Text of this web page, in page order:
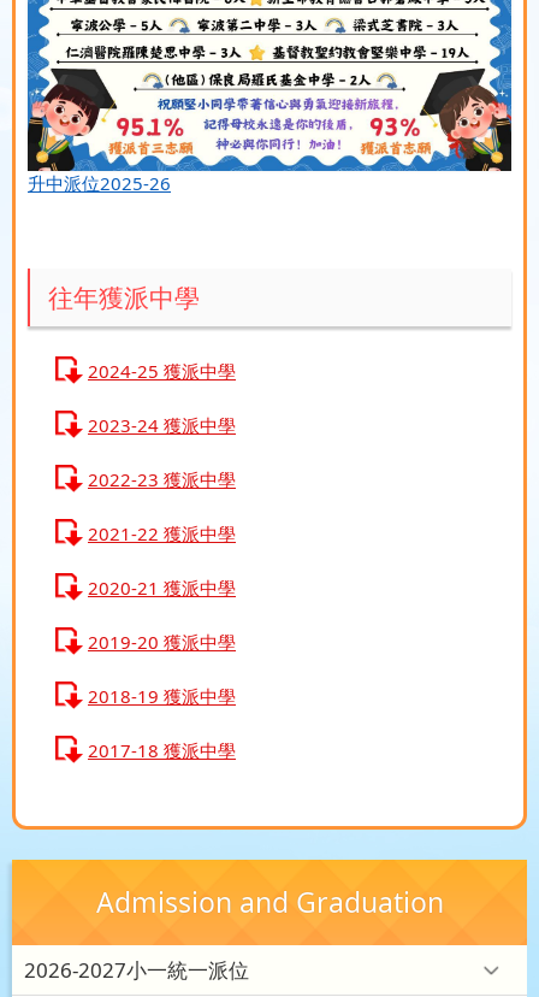
升中派位2025-26
往年獲派中學
2024-25 獲派中學
2023-24 獲派中學
2022-23 獲派中學
2021-22 獲派中學
2020-21 獲派中學
2019-20 獲派中學
2018-19 獲派中學
2017-18 獲派中學
Admission and Graduation
2026-2027小一統一派位